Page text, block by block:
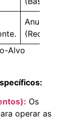
Anual
Alvo
Os
operar as